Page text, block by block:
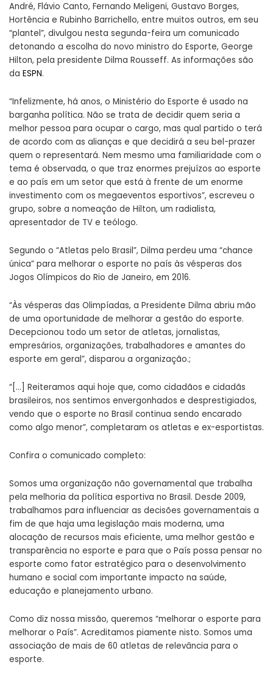
André, Flávio Canto, Fernando Meligeni, Gustavo Borges,
Hortência e Rubinho Barrichello, entre muitos outros, em seu
“plantel”, divulgou nesta segunda-feira um comunicado
detonando a escolha do novo ministro do Esporte, George
Hilton, pela presidente Dilma Rousseff. As informações são
da ESPN.
“Infelizmente, há anos, o Ministério do Esporte é usado na
barganha política. Não se trata de decidir quem seria a
melhor pessoa para ocupar o cargo, mas qual partido o terá
de acordo com as alianças e que decidirá a seu bel-prazer
quem o representará. Nem mesmo uma familiaridade com o
tema é observada, o que traz enormes prejuízos ao esporte
e ao país em um setor que está à frente de um enorme
investimento com os megaeventos esportivos”, escreveu o
grupo, sobre a nomeação de Hilton, um radialista,
apresentador de TV e teólogo.
Segundo o “Atletas pelo Brasil”, Dilma perdeu uma “chance
única” para melhorar o esporte no país às vésperas dos
Jogos Olímpicos do Rio de Janeiro, em 2016.
“Às vésperas das Olimpíadas, a Presidente Dilma abriu mão
de uma oportunidade de melhorar a gestão do esporte.
Decepcionou todo um setor de atletas, jornalistas,
empresários, organizações, trabalhadores e amantes do
esporte em geral”, disparou a organização.;
“[…] Reiteramos aqui hoje que, como cidadãos e cidadãs
brasileiros, nos sentimos envergonhados e desprestigiados,
vendo que o esporte no Brasil continua sendo encarado
como algo menor”, completaram os atletas e ex-esportistas.
Confira o comunicado completo:
Somos uma organização não governamental que trabalha
pela melhoria da política esportiva no Brasil. Desde 2009,
trabalhamos para influenciar as decisões governamentais a
fim de que haja uma legislação mais moderna, uma
alocação de recursos mais eficiente, uma melhor gestão e
transparência no esporte e para que o País possa pensar no
esporte como fator estratégico para o desenvolvimento
humano e social com importante impacto na saúde,
educação e planejamento urbano.
Como diz nossa missão, queremos “melhorar o esporte para
melhorar o País”. Acreditamos piamente nisto. Somos uma
associação de mais de 60 atletas de relevância para o
esporte.